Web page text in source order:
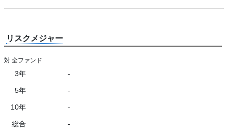
リスクメジャー
対 全ファンド
3年 -
5年 -
10年 -
総合 -